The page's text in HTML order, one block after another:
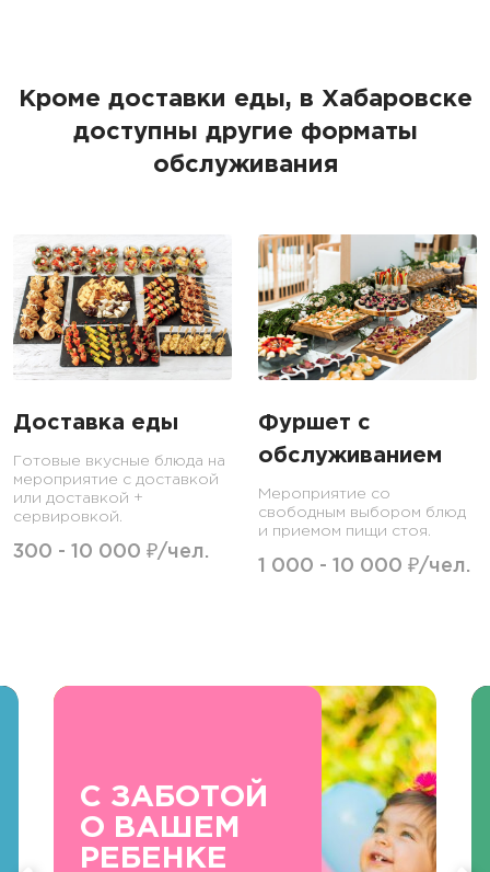
Кроме доставки еды, в Хабаровске
доступны другие форматы
обслуживания
Доставка еды
Готовые вкусные блюда на
мероприятие с доставкой
или доставкой +
сервировкой.
300 - 10 000 ₽/чел.
Фуршет с
обслуживанием
Мероприятие со
свободным выбором блюд
и приемом пищи стоя.
1 000 - 10 000 ₽/чел.
С ЗАБОТОЙ
О ВАШЕМ
РЕБЕНКЕ